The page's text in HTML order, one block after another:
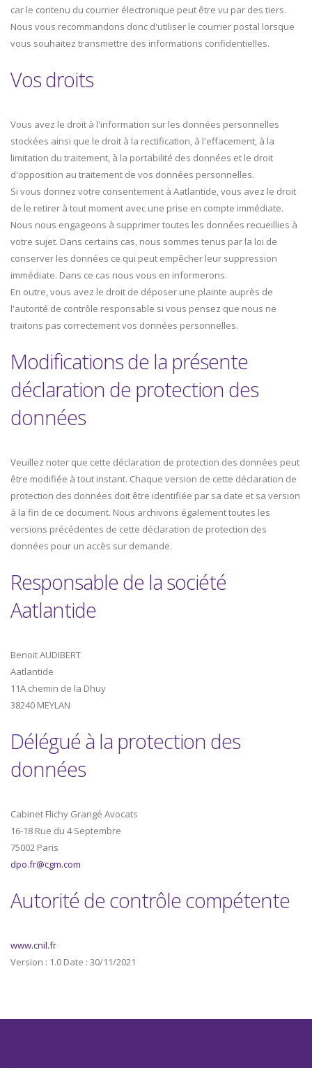
car le contenu du courrier électronique peut être vu par des tiers.
Nous vous recommandons donc d'utiliser le courrier postal lorsque
vous souhaitez transmettre des informations confidentielles.
Vos droits
Vous avez le droit à l'information sur les données personnelles
stockées ainsi que le droit à la rectification, à l'effacement, à la
limitation du traitement, à la portabilité des données et le droit
d'opposition au traitement de vos données personnelles.
Si vous donnez votre consentement à Aatlantide, vous avez le droit
de le retirer à tout moment avec une prise en compte immédiate.
Nous nous engageons à supprimer toutes les données recueillies à
votre sujet. Dans certains cas, nous sommes tenus par la loi de
conserver les données ce qui peut empêcher leur suppression
immédiate. Dans ce cas nous vous en informerons.
En outre, vous avez le droit de déposer une plainte auprès de
l'autorité de contrôle responsable si vous pensez que nous ne
traitons pas correctement vos données personnelles.
Modifications de la présente
déclaration de protection des
données
Veuillez noter que cette déclaration de protection des données peut
être modifiée à tout instant. Chaque version de cette déclaration de
protection des données doit être identifiée par sa date et sa version
à la fin de ce document. Nous archivons également toutes les
versions précédentes de cette déclaration de protection des
données pour un accès sur demande.
Responsable de la société
Aatlantide
Benoit AUDIBERT
Aatlantide
11A chemin de la Dhuy
38240 MEYLAN
Délégué à la protection des
données
Cabinet Flichy Grangé Avocats
16-18 Rue du 4 Septembre
75002 Paris
dpo.fr@cgm.com
Autorité de contrôle compétente
www.cnil.fr
Version : 1.0 Date : 30/11/2021